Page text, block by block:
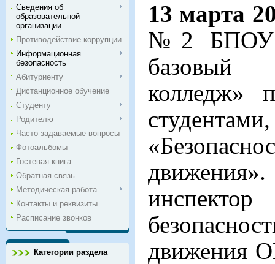
Сведения об
образовательной
организации
Противодействие коррупции
Информационная
безопасность
Абитуриенту
Дистанционное обучение
Студенту
Родителю
Часто задаваемые вопросы
Фотоальбомы
Гостевая книга
Обратная связь
Методическая работа
Контакты и реквизиты
Расписание звонков
Категории раздела
13 марта
№2 БПОУ
колледж»